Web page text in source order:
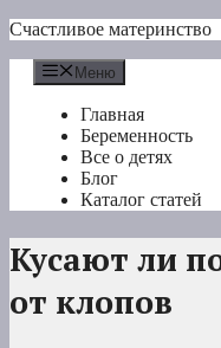
Перейти
содержимому
Счастливое материнство
Меню
Главная
Беременность
Все о детях
Блог
Каталог статей
Кусают ли
от клопов